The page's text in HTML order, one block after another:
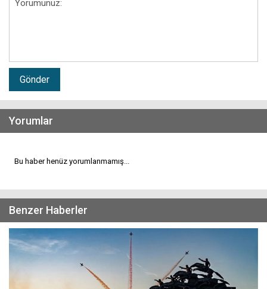
Gönder
Yorumlar
Bu haber henüz yorumlanmamış...
Benzer Haberler